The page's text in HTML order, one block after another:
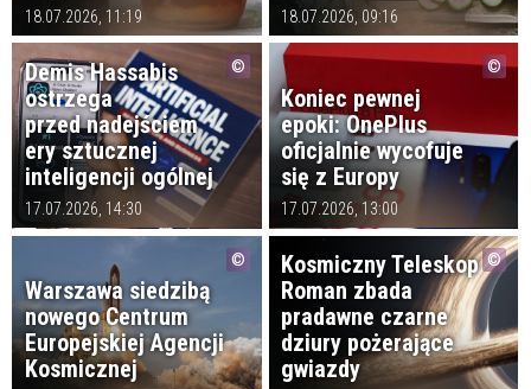
18.07.2026, 11:19 18.07.2026, 09:16
Demis Hassabis
ostrzega
przed nadejściem
ery sztucznej
inteligencji ogólnej
17.07.2026, 14:30
Koniec pewnej
epoki: OnePlus
oficjalnie wycofuje
się z Europy
17.07.2026, 13:00
Warszawa siedzibą
nowego Centrum
Europejskiej Agencji
Kosmicznej
Kosmiczny Teleskop
Roman zbada
pradawne czarne
dziury pożerające
gwiazdy